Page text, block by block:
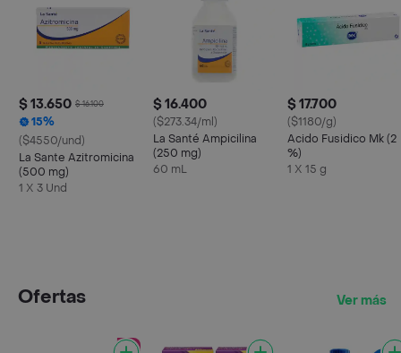
$ 13.650 $ 16.100
15%
($4550/und)
La Sante Azitromicina
(500 mg)
1 X 3 Und
$ 16.400
($273.34/ml)
La Santé Ampicilina
(250 mg)
60 mL
$ 17.700
($1180/g)
Acido Fusidico Mk (2
%)
1 X 15 g
Ofertas Ver más